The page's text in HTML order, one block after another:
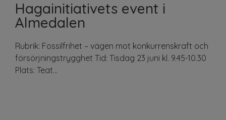
Hagainitiativets event i
Almedalen
Rubrik: Fossilfrihet – vägen mot konkurrenskraft och
försörjningstrygghet Tid: Tisdag 23 juni kl. 9.45-10.30
Plats: Teat...